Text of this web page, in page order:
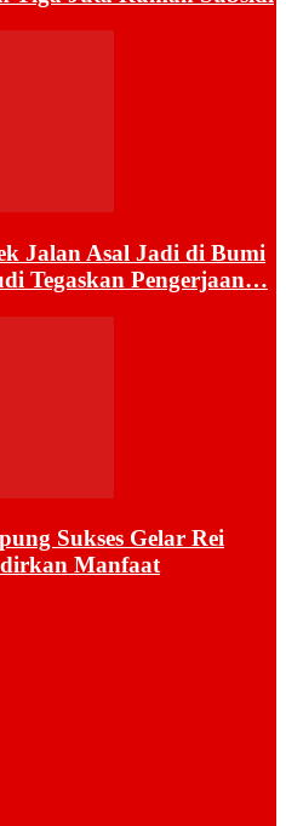
Jalan Asal Jadi di Bumi
Tegaskan Pengerjaan…
Sukses Gelar Rei
Manfaat